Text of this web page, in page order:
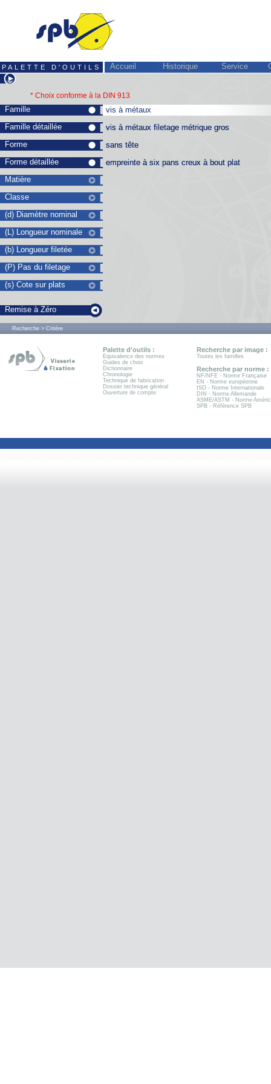
PALETTE D'OUTILS Accueil Historique Service
* Choix conforme à la DIN 913
Famille
Famille détaillée
Forme
Forme détaillée
Matière
Classe
(d) Diamètre nominal
(L) Longueur nominale
(b) Longueur filetée
(P) Pas du filetage
(s) Cote sur plats
Remise à Zéro
vis à métaux
vis à métaux filetage métrique gros
sans tête
empreinte à six pans creux à bout plat
vis à métaux
vis à métaux filetage métrique gros
sans tête
empreinte à six pans creux à bout plat
Recherche > Critère
Palette d'outils :
Equivalence des normes
Guides de choix
Dictionnaire
Chronologie
Technique de fabrication
Dossier technique général
Ouverture de compte
Recherche par image :
Toutes les familles
Recherche par norme :
NF/NFE - Norme Française
EN - Norme européenne
ISO - Norme Internationale
DIN - Norme Allemande
ASME/ASTM - Norme
SPB - Référence SPB